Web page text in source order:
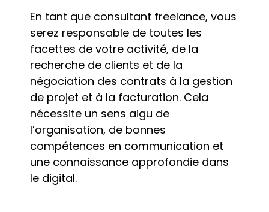
En tant que consultant freelance, vous
serez responsable de toutes les
facettes de votre activité, de la
recherche de clients et de la
négociation des contrats à la gestion
de projet et à la facturation. Cela
nécessite un sens aigu de
l’organisation, de bonnes
compétences en communication et
une connaissance approfondie dans
le digital.